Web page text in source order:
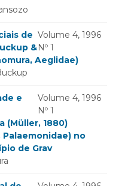
Volume 4, 1996
Nº 1
de
&
Aeglidae)
Volume 4, 1996
Nº 1
e
(Müller, 1880)
no
de Grav